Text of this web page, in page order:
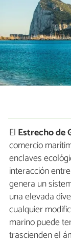
El Estrecho de
comercio
enclaves
interacción
genera un
una elevada
cualquier
marino puede
trascienden el